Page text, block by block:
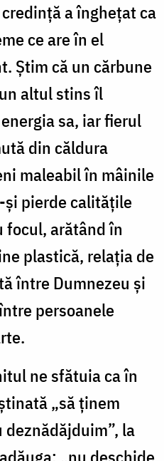
a îngheţat ca
ce are în el
Ştim că un cărbune
altul stins îl
sa, iar fierul
din căldura
maleabil în mâinile
pierde calităţile
focul, arătând în
plastică, relaţia de
între Dumnezeu şi
persoanele
ne sfătuia ca în
„să ţinem
la